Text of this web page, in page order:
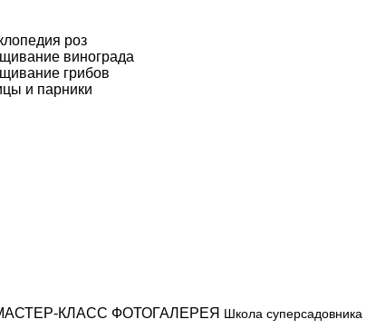
роз
винограда
грибов
и парники
КЛАСС ФОТОГАЛЕРЕЯ Школа суперсадовника